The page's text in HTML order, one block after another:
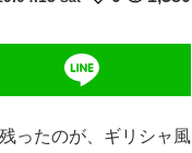
ったのが、ギリシャ風